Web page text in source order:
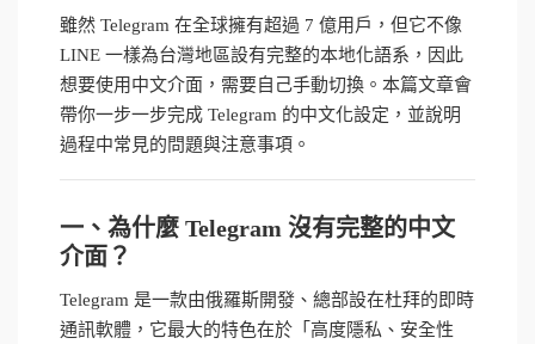
雖然 Telegram 在全球擁有超過 7 億用戶，但它不像
LINE 一樣為台灣地區設有完整的本地化語系，因此
想要使用中文介面，需要自己手動切換。本篇文章會
帶你一步一步完成 Telegram 的中文化設定，並說明
過程中常見的問題與注意事項。
一、為什麼 Telegram 沒有完整的中文
介面？
Telegram 是一款由俄羅斯開發、總部設在杜拜的即時
通訊軟體，它最大的特色在於「高度隱私、安全性